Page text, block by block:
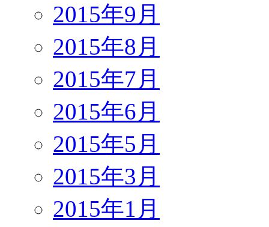
2015年9月
2015年8月
2015年7月
2015年6月
2015年5月
2015年3月
2015年1月